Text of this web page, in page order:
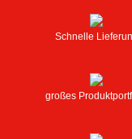
Schnelle
großes